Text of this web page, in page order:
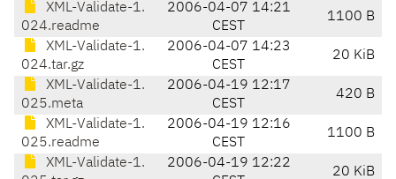
XML-Validate-1.
024.readme
2006-04-07 14:21
CEST
1100 B
XML-Validate-1.
024.tar.gz
2006-04-07 14:23
CEST
20 KiB
XML-Validate-1.
025.meta
2006-04-19 12:17
CEST
420 B
XML-Validate-1.
025.readme
2006-04-19 12:16
CEST
1100 B
XML-Validate-1.
2006-04-19 12:22
20 KiB